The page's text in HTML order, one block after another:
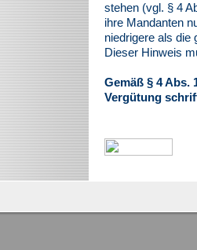
stehen (vgl. § 4
ihre Mandanten
niedrigere als die
Dieser Hinweis
Gemäß § 4 Abs.
Vergütung